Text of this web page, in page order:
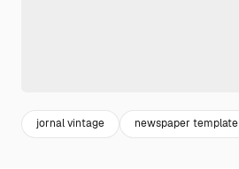
jornal vintage newspaper template